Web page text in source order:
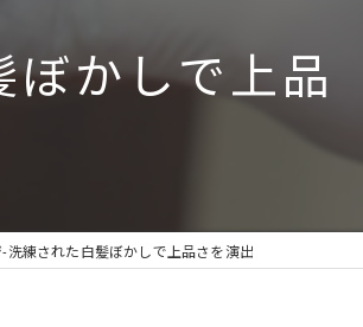
かしで上品
練された白髪ぼかしで上品さを演出